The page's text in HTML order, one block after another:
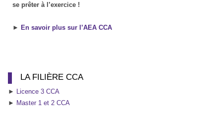
se prêter à l’exercice !
► En savoir plus sur l’AEA CCA
LA FILIÈRE CCA
► Licence 3 CCA
► Master 1 et 2 CCA